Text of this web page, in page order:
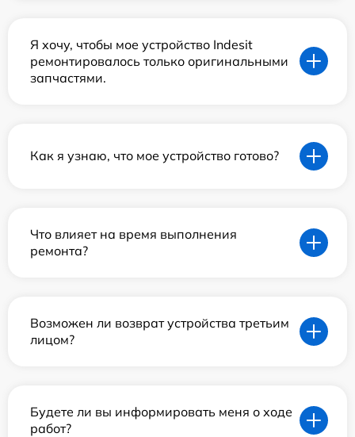
Я хочу, чтобы мое устройство Indesit
ремонтировалось только оригинальными
запчастями.
Как я узнаю, что мое устройство готово?
Что влияет на время выполнения
ремонта?
Возможен ли возврат устройства третьим
лицом?
Будете ли вы информировать меня о ходе
работ?